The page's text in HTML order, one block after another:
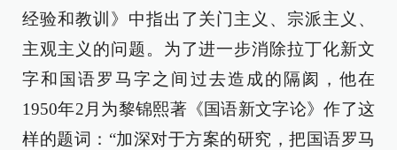
经验和教训》中指出了关门主义、宗派主义、
主观主义的问题。为了进一步消除拉丁化新文
字和国语罗马字之间过去造成的隔阂，他在
1950年2月为黎锦熙著《国语新文字论》作了这
样的题词：“加深对于方案的研究，把国语罗马